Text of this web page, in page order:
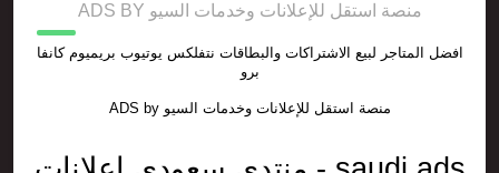
ADS BY منصة استقل للإعلانات وخدمات السيو
افضل المتاجر لبيع الاشتراكات والبطاقات نتفلكس يوتيوب بريميوم كانفا
برو
ADS by منصة استقل للإعلانات وخدمات السيو